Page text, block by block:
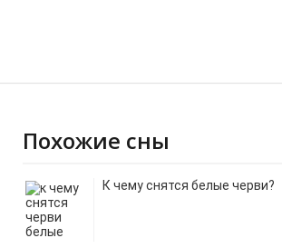
Похожие сны
К чему снятся белые черви?